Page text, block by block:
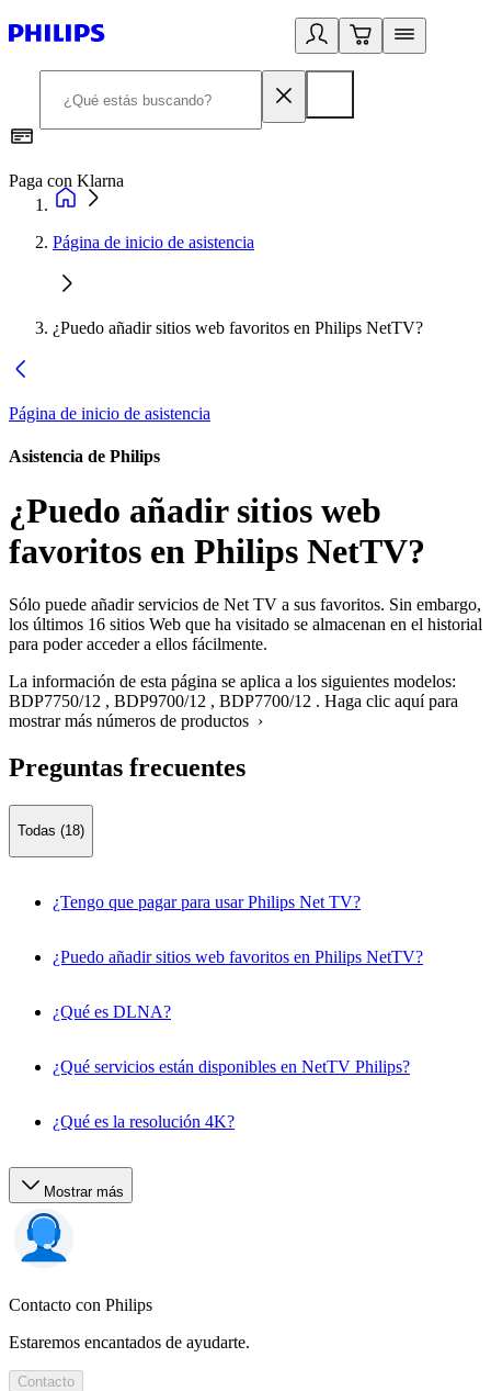
Paga con Klarna
Página de inicio de asistencia
¿Puedo añadir sitios web favoritos en Philips NetTV?
Página de inicio de asistencia
Asistencia de Philips
¿Puedo añadir sitios web
favoritos en Philips NetTV?
Sólo puede añadir servicios de Net TV a sus favoritos. Sin embargo,
los últimos 16 sitios Web que ha visitado se almacenan en el historial
para poder acceder a ellos fácilmente.
La información de esta página se aplica a los siguientes modelos:
BDP7750/12 , BDP9700/12 , BDP7700/12 . Haga clic aquí para
mostrar más números de productos ›
Preguntas frecuentes
Todas (18)
¿Tengo que pagar para usar Philips Net TV?
¿Puedo añadir sitios web favoritos en Philips NetTV?
¿Qué es DLNA?
¿Qué servicios están disponibles en NetTV Philips?
¿Qué es la resolución 4K?
Mostrar más
Contacto con Philips
Estaremos encantados de ayudarte.
Contacto